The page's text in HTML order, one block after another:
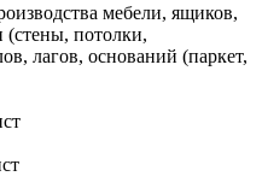
мебели, ящиков,
потолки,
лагов, оснований (паркет,